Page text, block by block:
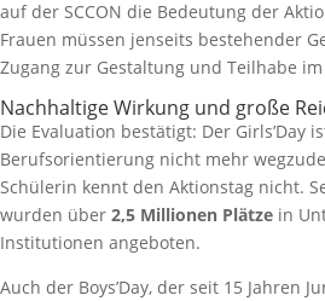
auf der SCCON die Bedeutung der
Frauen müssen jenseits bestehender
Zugang zur Gestaltung und Teilhabe
Nachhaltige Wirkung und große
Die Evaluation bestätigt: Der Girls’Day
Berufsorientierung nicht mehr
Schülerin kennt den Aktionstag nicht.
wurden über 2,5 Millionen Plätze in
Institutionen angeboten.
Auch der Boys’Day, der seit 15 Jahren